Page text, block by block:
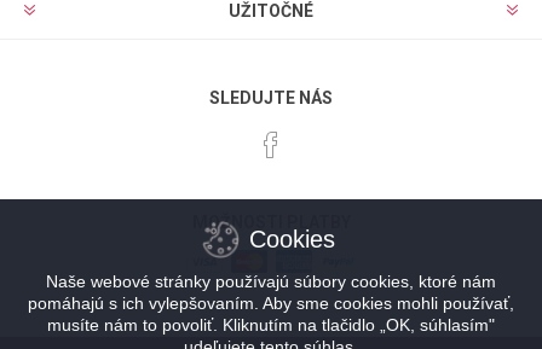
UŽITOČNÉ
SLEDUJTE NÁS
MOŽNOSTI PLATBY
Cookies
Naše webové stránky používajú súbory cookies, ktoré nám
pomáhajú s ich vylepšovaním. Aby sme cookies mohli používať,
musíte nám to povoliť. Kliknutím na tlačidlo „OK, súhlasím"